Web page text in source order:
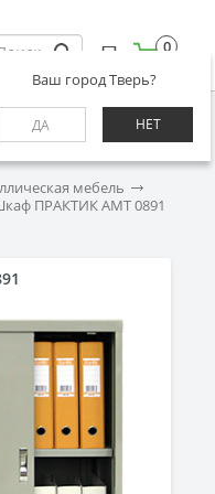
Ваш город Тверь?
ДА НЕТ
0
мебель
ПРАКТИК AMT 0891